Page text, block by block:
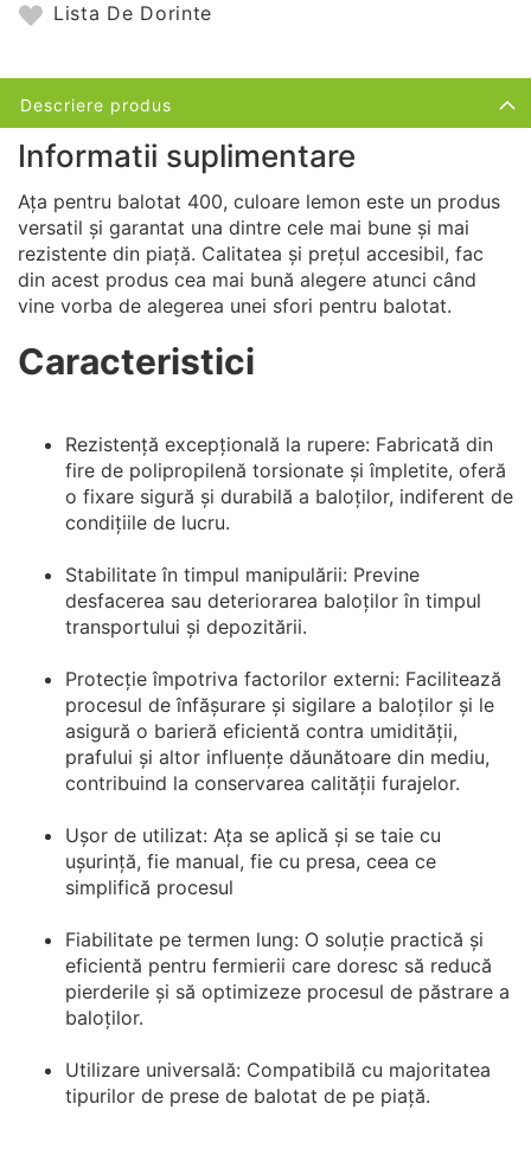
Lista De Dorinte
Descriere produs
Informatii suplimentare
Ața pentru balotat 400, culoare lemon este un produs
versatil și garantat una dintre cele mai bune și mai
rezistente din piață. Calitatea și prețul accesibil, fac
din acest produs cea mai bună alegere atunci când
vine vorba de alegerea unei sfori pentru balotat.
Caracteristici
Rezistență excepțională la rupere: Fabricată din
fire de polipropilenă torsionate și împletite, oferă
o fixare sigură și durabilă a baloților, indiferent de
condițiile de lucru.
Stabilitate în timpul manipulării: Previne
desfacerea sau deteriorarea baloților în timpul
transportului și depozitării.
Protecție împotriva factorilor externi: Facilitează
procesul de înfășurare și sigilare a baloților și le
asigură o barieră eficientă contra umidității,
prafului și altor influențe dăunătoare din mediu,
contribuind la conservarea calității furajelor.
Ușor de utilizat: Ața se aplică și se taie cu
ușurință, fie manual, fie cu presa, ceea ce
simplifică procesul
Fiabilitate pe termen lung: O soluție practică și
eficientă pentru fermierii care doresc să reducă
pierderile și să optimizeze procesul de păstrare a
baloților.
Utilizare universală: Compatibilă cu majoritatea
tipurilor de prese de balotat de pe piață.